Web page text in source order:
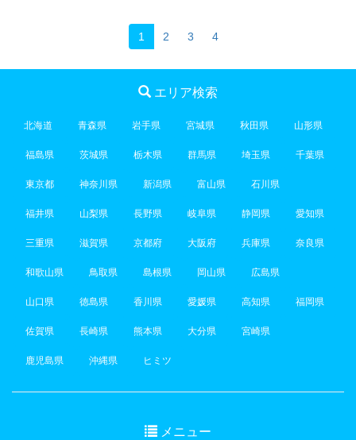
1 2 3 4
エリア検索
北海道 青森県 岩手県 宮城県 秋田県 山形県
福島県 茨城県 栃木県 群馬県 埼玉県 千葉県
東京都 神奈川県 新潟県 富山県 石川県
福井県 山梨県 長野県 岐阜県 静岡県 愛知県
三重県 滋賀県 京都府 大阪府 兵庫県 奈良県
和歌山県 鳥取県 島根県 岡山県 広島県
山口県 徳島県 香川県 愛媛県 高知県 福岡県
佐賀県 長崎県 熊本県 大分県 宮崎県
鹿児島県 沖縄県 ヒミツ
メニュー